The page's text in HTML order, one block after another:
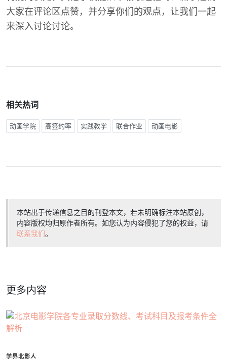
大家在评论区点赞，并分享你们的观点，让我们一起
来深入讨论讨论。
相关热词
动画学院 高签约率 实践教学 联合作业 动画电影
本站出于传递信息之目的刊登本文，若未明确标注本站原创，
内容版权均归原作者所有。如您认为内容侵犯了您的权益，请
联系我们。
更多内容
学界北影人